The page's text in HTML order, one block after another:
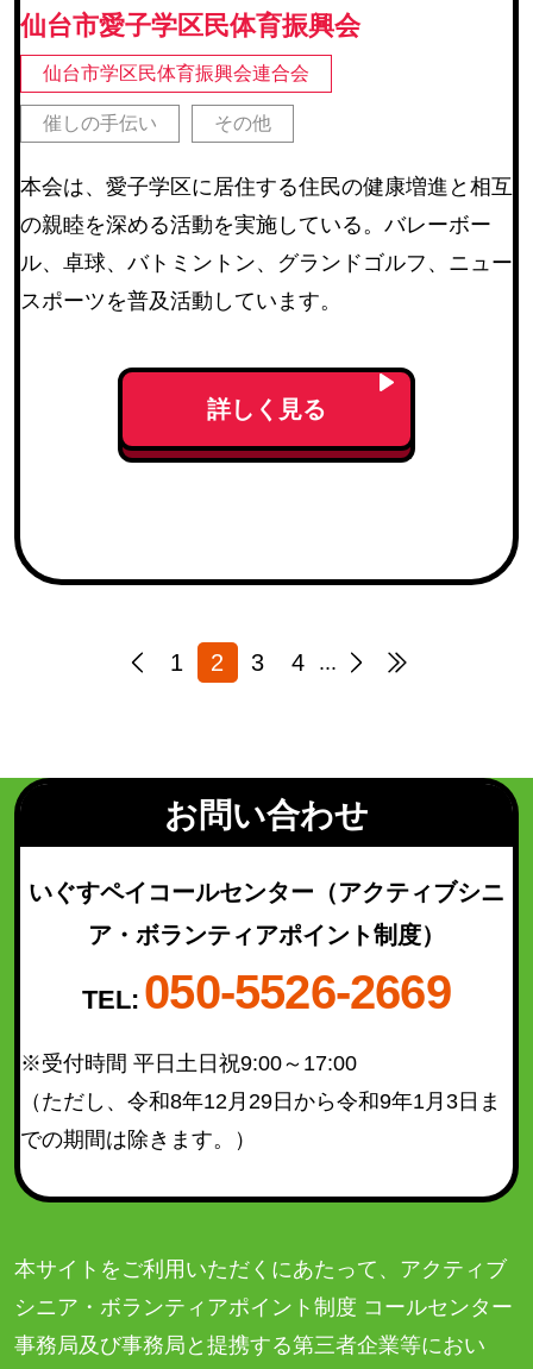
仙台市愛子学区民体育振興会
仙台市学区民体育振興会連合会
催しの手伝い その他
本会は、愛子学区に居住する住民の健康増進と相互
の親睦を深める活動を実施している。バレーボー
ル、卓球、バトミントン、グランドゴルフ、ニュー
スポーツを普及活動しています。
詳しく見る
1 2 3 4 ...
お問い合わせ
いぐすペイコールセンター （アクティブシニ
ア・ボランティアポイント制度）
TEL: 050-5526-2669
※受付時間 平日土日祝9:00～17:00
（ただし、令和8年12月29日から令和9年1月3日ま
での期間は除きます。）
本サイトをご利用いただくにあたって、アクティブ
シニア・ボランティアポイント制度 コールセンター
事務局及び事務局と提携する第三者企業等におい